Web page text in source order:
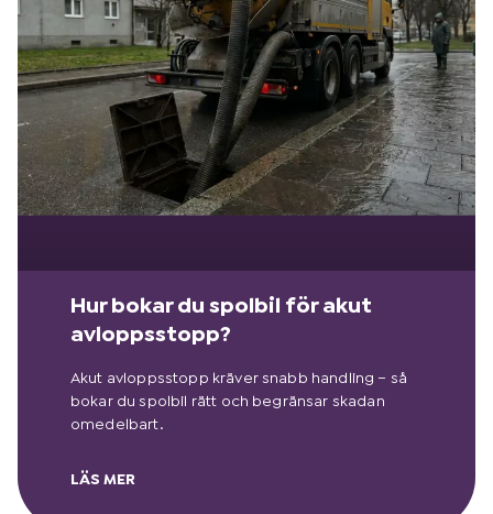
Hur bokar du spolbil för akut
avloppsstopp?
Akut avloppsstopp kräver snabb handling – så
bokar du spolbil rätt och begränsar skadan
omedelbart.
LÄS MER